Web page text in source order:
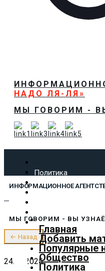
НАДО ЛЯ-ЛЯ»
МЫ ГОВОРИМ -
Политика
Экономика
Культура
Предложить новость
О нас
ИНФОРМАЦИОННОЕ
Главная
Добавить
Популярные
Общество
Политика
МЫ ГОВОРИМ - ВЫ
← Назад
24.12.2025